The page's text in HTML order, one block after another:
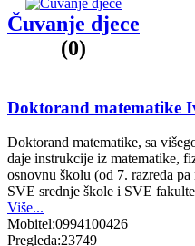
Čuvanje djece
(0)
Doktorand matematike
Doktorand matematike, sa
daje instrukcije iz matematike,
osnovnu školu (od 7. razreda
SVE srednje škole i SVE
Više...
Mobitel:0994100426
Pregleda:23749